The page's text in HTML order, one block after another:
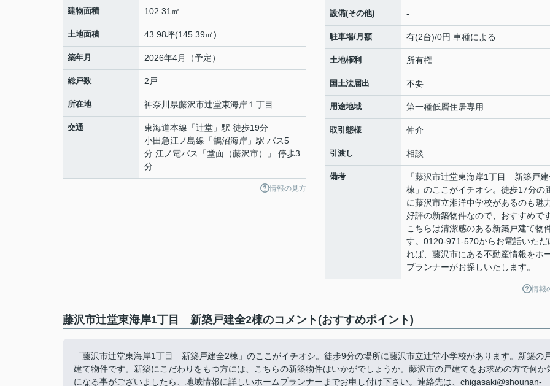
建物面積 102.31㎡
土地面積 43.98坪(145.39㎡)
築年月 2026年4月（予定）
総戸数 2戸
所在地 神奈川県藤沢市辻堂東海岸 １丁目
交通 東海道本線 「辻堂 」駅 徒歩19分
小田急江ノ島線 「鵠沼海岸 」駅 バス5
分 江ノ電バス「堂面（藤沢市）」 停歩3
分
情報の見方
設備(その他) -
駐車場/月額 有(2台)/0円 車種による
土地権利 所有権
国土法届出 不要
用途地域 第一種低層住居専用
取引態様 仲介
引渡し 相談
備考
「藤沢市辻堂東海岸1丁目 新築戸
棟」のここがイチオシ。徒歩17分の
に藤沢市立湘洋中学校があるのも魅
好評の新築物件なので、おすすめで
こちらは清潔感のある新築戸建て物
す。0120-971-570からお電話いただ
れば、藤沢市にある不動産情報をホ
プランナーがお探しいたします。
情報
藤沢市辻堂東海岸1丁目 新築戸建全2棟のコメント(おすすめポイント)
「藤沢市辻堂東海岸1丁目 新築戸建全2棟」のここがイチオシ。徒歩9分の場所に藤沢市立辻堂小学校があります。新築の
建て物件です。新築にこだわりをもつ方には、こちらの新築物件はいかがでしょうか。藤沢市の戸建てをお求めの方で何か
になる事がございましたら、地域情報に詳しいホームプランナーまでお申し付け下さい。連絡先は、chigasaki@shounan-